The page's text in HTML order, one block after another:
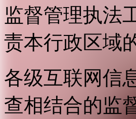
监督管理执法
责本行政区域
各级互联网信
查相结合的监